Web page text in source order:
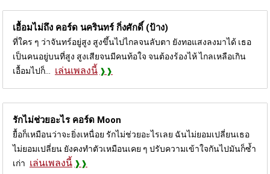
เอื้อมไม่ถึง คอร์ด นครินทร์ กิ่งศักดิ์ (ป้าง)
ที่ใคร ๆ ว่าจันทร์อยู่สูง สูงขึ้นไปไกลจนลับตา ยังทอแสงลงมาได้ เธอ
เป็นคนอยู่บนที่สูง สูงเสียจนมีคนท้อใจ จนต้องร้องไห้ ไกลเหลือเกิน
เอื้อมไปก็...
เล่นเพลงนี้
รักไม่ช่วยอะไร คอร์ด Moon
ยื้อก็เหมือนว่าจะยิ่งเหนื่อย รักไม่ช่วยอะไรเลย ฉันไม่ยอมเปลี่ยนเธอ
ไม่ยอมเปลี่ยน ยังคงทำตัวเหมือนเคย ๆ ปรับความเข้าใจกันไปมันก็ซ้ำ
เก่า เล่นเพลงนี้